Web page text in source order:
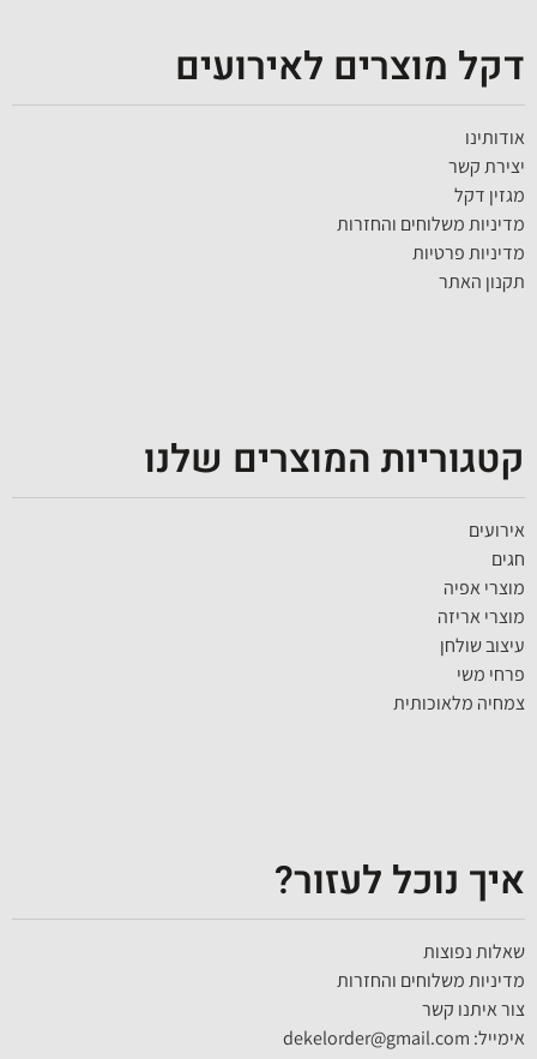
דקל מוצרים לאירועים
אודותינו
יצירת קשר
מגזין דקל
מדיניות משלוחים והחזרות
מדיניות פרטיות
תקנון האתר
קטגוריות המוצרים שלנו
אירועים
חגים
מוצרי אפיה
מוצרי אריזה
עיצוב שולחן
פרחי משי
צמחיה מלאוכותית
איך נוכל לעזור?
שאלות נפוצות
מדיניות משלוחים והחזרות
צור איתנו קשר
אימייל: dekelorder@gmail.com